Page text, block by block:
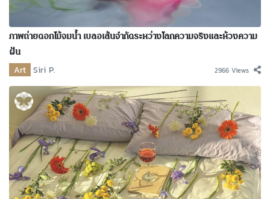
ภาพถ่ายดอกไม้จมน้ำ เบลอเส้นจำกัดระหว่างโลกความจริงและห้วงความ
ฝัน
Art Siri P. 2966 Views